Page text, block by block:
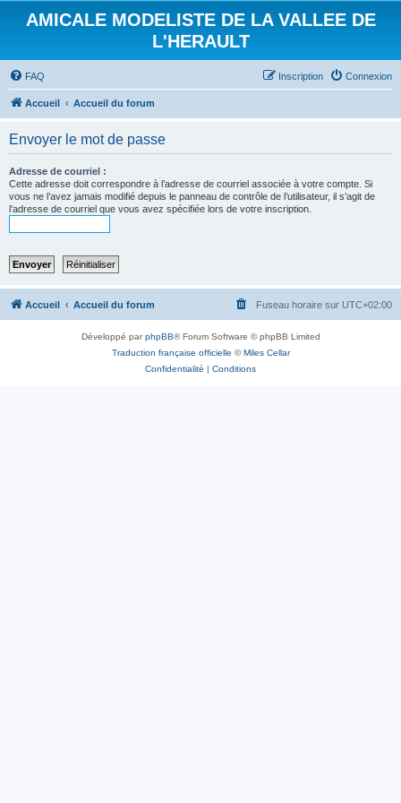
AMICALE MODELISTE DE LA VALLEE DE
L'HERAULT
FAQ Connexion
Inscription
Accueil Accueil du forum
Envoyer le mot de passe
Adresse de courriel :
Cette adresse doit correspondre à l’adresse de courriel associée à votre compte. Si
vous ne l’avez jamais modifié depuis le panneau de contrôle de l’utilisateur, il s’agit de
l’adresse de courriel que vous avez spécifiée lors de votre inscription.
Accueil Accueil du forum Fuseau horaire sur UTC+02:00
Développé parphpBB® Forum Software © phpBB Limited
Traduction française officielle ©Miles Cellar
Confidentialité | Conditions